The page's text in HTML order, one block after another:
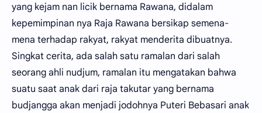
yang kejam nan licik bernama Rawana, didalam
kepemimpinan nya Raja Rawana bersikap semena-
mena terhadap rakyat, rakyat menderita dibuatnya.
Singkat cerita, ada salah satu ramalan dari salah
seorang ahli nudjum, ramalan itu mengatakan bahwa
suatu saat anak dari raja takutar yang bernama
budjangga akan menjadi jodohnya Puteri Bebasari anak